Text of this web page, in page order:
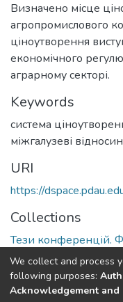
Визначено місце
агропромислового
ціноутворення
економічного
аграрному секторі.
Keywords
система
міжгалузеві
URI
https://
Collections
Тези конференцій.
Full item page
We collect and process
following purposes:
Acknowledgement and